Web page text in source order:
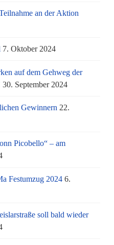
an der Aktion
7. Oktober 2024
auf dem Gehweg der
30. September 2024
Gewinnern 22.
Picobello“ – am
Festumzug 2024 6.
soll bald wieder